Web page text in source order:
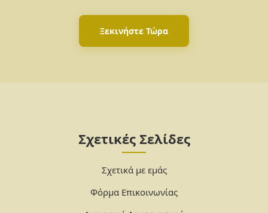
Ξεκινήστε Τώρα
Σχετικές Σελίδες
Σχετικά με εμάς
Φόρμα Επικοινωνίας